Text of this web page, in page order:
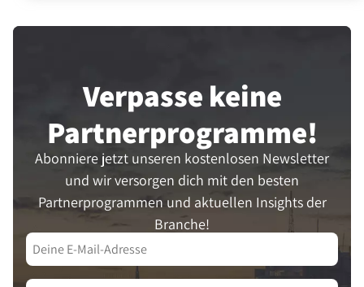
Verpasse keine
Partner­programme!
Abonniere jetzt unseren kostenlosen Newsletter
und wir versorgen dich mit den besten
Partnerprogrammen und aktuellen Insights der
Branche!